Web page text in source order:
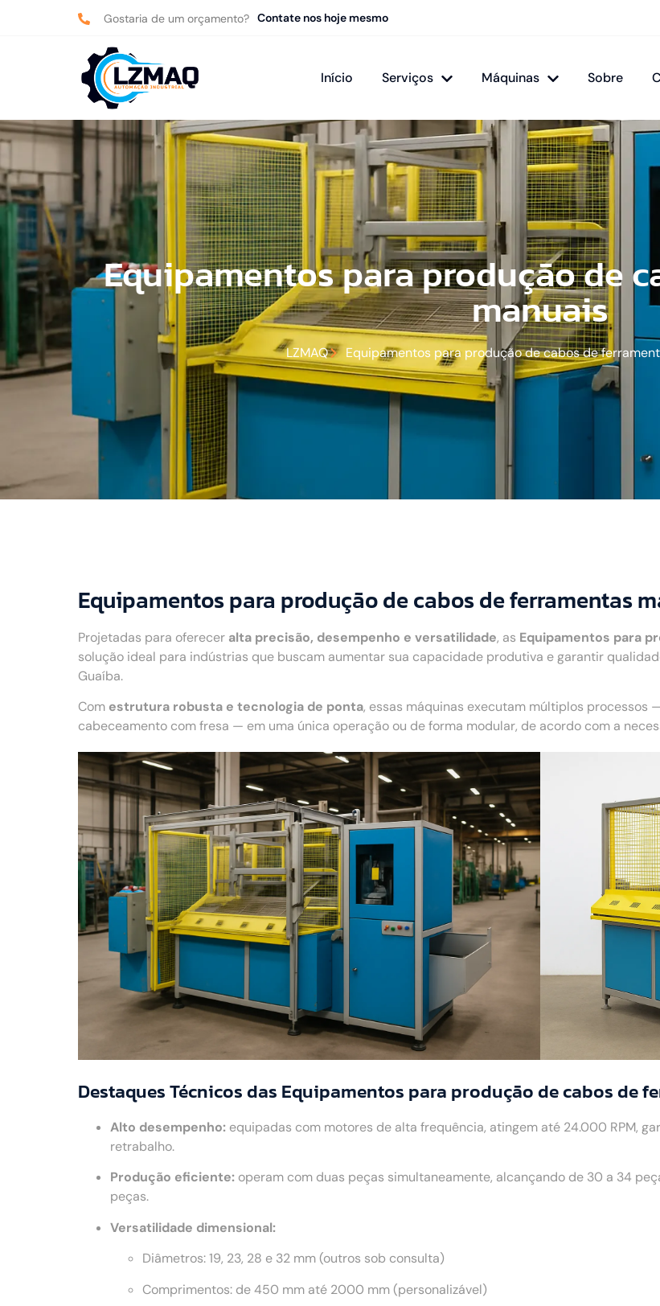
Gostaria de um orçamento? Contate nos hoje mesmo
Início Serviços Máquinas Sobre
Equipamentos para produção de
manuais
LZMAQ Equipamentos para produção de cabos de
Equipamentos para produção de cabos de ferramentas
Projetadas para oferecer alta precisão, desempenho e versatilidade, as Equipamentos para
solução ideal para indústrias que buscam aumentar sua capacidade produtiva e garantir
Guaíba.
Com estrutura robusta e tecnologia de ponta, essas máquinas executam múltiplos processos
cabeceamento com fresa — em uma única operação ou de forma modular, de acordo com a
Destaques Técnicos das Equipamentos para produção de cabos de
Alto desempenho: equipadas com motores de alta frequência, atingem até 24.000 RPM,
retrabalho.
Produção eficiente: operam com duas peças simultaneamente, alcançando de 30 a 34
peças.
Versatilidade dimensional:
Diâmetros: 19, 23, 28 e 32 mm (outros sob consulta)
Comprimentos: de 450 mm até 2000 mm (personalizável)